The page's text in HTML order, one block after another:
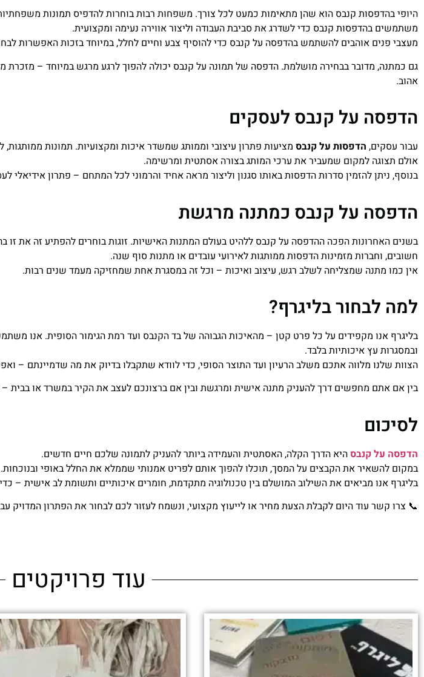
היופי בהדפסות קנבס הוא שהן מתאימות כמעט לכל צורך. משפחות רבות בוחרות להדפיס תמונות
משתמשים בהדפסות קנבס כדי לשדרג את סביבת העבודה וליצור אווירה נעימה ומקצועית.
מעצבי פנים אוהבים להשתמש בהדפסה על קנבס כדי להוסיף צבע וחיים לחלל, במיוחד בזכות האפשרות לבחור
גם כמתנה, מדובר בבחירה מושלמת. הדפסה של תמונה על קנבס יכולה להפוך לרגע מרגש במיוחד – מזכרת
אהוב.
הדפסה על קנבס לעסקים
עבור עסקים, הדפסות על קנבס מציעות פתרון עיצובי וממותג שמשדר איכות ומקצועיות. תמונות
אולם תצוגה למקום שמעביר את ערכי המותג בצורה אסתטית ומרשימה.
בנוסף, ניתן להזמין סדרות הדפסות באותו סגנון וליצור מראה אחיד והרמוני לכל המתחם – פתרון אידיאלי
הדפסה על קנבס כמתנה מרגשת
בשנים האחרונות הפכה ההדפסה על קנבס ללהיט בעולם המתנות האישיות. זוגות בוחרים להפתיע זה את
חשובים, וחברות מזמינות הדפסות ממותגות לאירועי עובדים או מתנות סוף שנה.
אין כמו מתנה שמצליחה לשלב רגש, עיצוב ואיכות – וכל זה במסגרת אחת שמחזיקה מעמד שנים רבות.
למה לבחור בליגרף?
בליגרף אנו מקפידים על כל פרט קטן – מהאיכות הגבוהה של בד הקנבס ועד רמת הגימור הסופית. אנו
ובמסגרות עץ איכותיות בלבד.
הצוות שלנו מלווה אתכם משלב הרעיון ועד התוצר הסופי, כדי לוודא שתקבלו בדיוק את מה שדמיינתם –
בין אם אתם מחפשים דרך להעניק מתנה אישית ומרגשת ובין אם ברצונכם לעצב את הקיר במשרד או בבית –
לסיכום
הדפסה על קנבסהיא הדרך הקלה, האסתטית והעמידה ביותר להעניק לתמונה שלכם חיים חדשים.
במקום להשאיר את הקבצים על המסך, תוכלו להפוך אותם לפריט אמנותי שממלא את החלל באופי ובנוכחות.
בליגרף אנו מביאים את השילוב המושלם בין טכנולוגיה מתקדמת, חומרים איכותיים ותשומת לב אישית –
📞 צרו קשר עוד היום לקבלת הצעת מחיר או לייעוץ מקצועי, ונשמח לעזור לכם לבחור את הפתרון המדויק
עוד פרויקטים